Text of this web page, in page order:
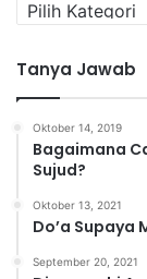
a
e
g
Tanya Jawab
Oktober 14, 2019
Bagaimana
Sujud?
Oktober 13, 2021
Do’a Supaya
September 20, 2021